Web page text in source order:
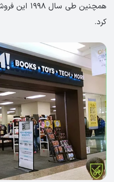
همچنین طی
کرد.